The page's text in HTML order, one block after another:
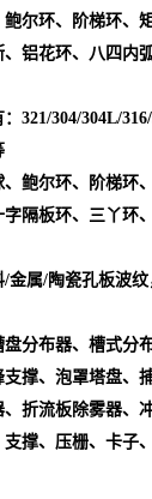
尔环、阶梯环、
铝花环、八四内
321/304/304L/
、鲍尔环、阶梯环
隔板环、三丫环
金属/陶瓷孔板波
分布器、槽式分
撑、泡罩塔盘、
折流板除雾器、
撑、压栅、卡子